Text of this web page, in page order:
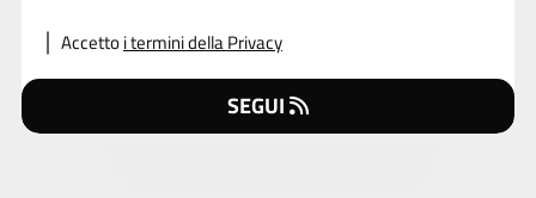
Accettoi termini della Privacy
SEGUI